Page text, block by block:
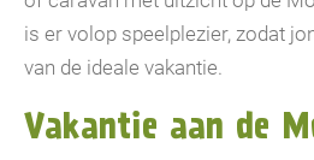
is er volop speelplezier, zodat
van de ideale vakantie.
Vakantie aan de